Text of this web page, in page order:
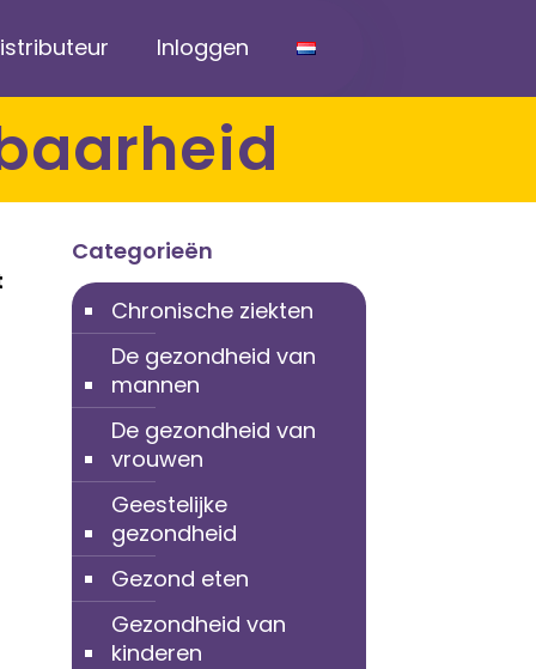
Inloggen
Categorieën
Chronische ziekten
De gezondheid van
mannen
De gezondheid van
vrouwen
Geestelijke
gezondheid
Gezond eten
Gezondheid van
kinderen